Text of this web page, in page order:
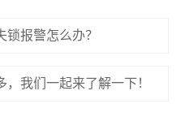
锁报警怎么办？
我们一起来了解一下！